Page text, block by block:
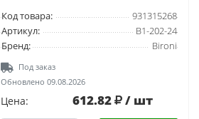
Код товара:
931315268
Артикул:
B1-202-24
Бренд:
Bironi
Под заказ
Обновлено 09.08.2026
Цена: 612.82 / шт